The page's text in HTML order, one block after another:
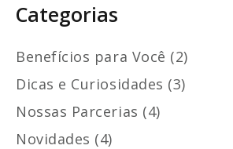
Categorias
Benefícios para Você (2)
Dicas e Curiosidades (3)
Nossas Parcerias (4)
Novidades (4)